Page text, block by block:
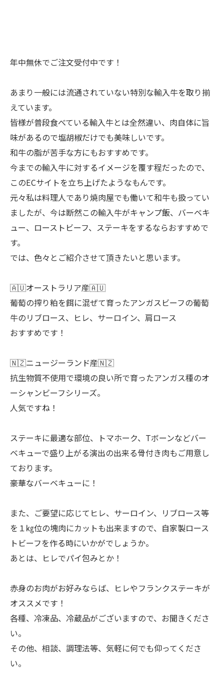
年中無休でご注文受付中です！
あまり一般には流通されていない特別な輸入牛を取り揃
えています。
皆様が普段食べている輸入牛とは全然違い、肉自体に旨
味があるので塩胡椒だけでも美味しいです。
和牛の脂が苦手な方にもおすすめです。
今までの輸入牛に対するイメージを覆す程だったので、
このECサイトを立ち上げたようなもんです。
元々私は料理人であり焼肉屋でも働いて和牛も扱ってい
ましたが、今は断然この輸入牛がキャンプ飯、バーベキ
ュー、ローストビーフ、ステーキをするならおすすめで
す。
では、色々とご紹介させて頂きたいと思います。
🇦🇺オーストラリア産🇦🇺
葡萄の搾り粕を餌に混ぜて育ったアンガスビーフの葡萄
牛のリブロース、ヒレ、サーロイン、肩ロース
おすすめです！
🇳🇿ニュージーランド産🇳🇿
抗生物質不使用で環境の良い所で育ったアンガス種のオ
ーシャンビーフシリーズ。
人気ですね！
ステーキに最適な部位、トマホーク、Tボーンなどバー
ベキューで盛り上がる演出の出来る骨付き肉もご用意し
ております。
豪華なバーベキューに！
また、ご要望に応じてヒレ、サーロイン、リブロース等
を１㎏位の塊肉にカットも出来ますので、自家製ロース
トビーフを作る時にいかがでしょうか。
あとは、ヒレでパイ包みとか！
赤身のお肉がお好みならば、ヒレやフランクステーキが
オススメです！
各種、冷凍品、冷蔵品がございますので、お聞きくださ
い。
その他、相談、調理法等、気軽に何でも仰ってくださ
い。